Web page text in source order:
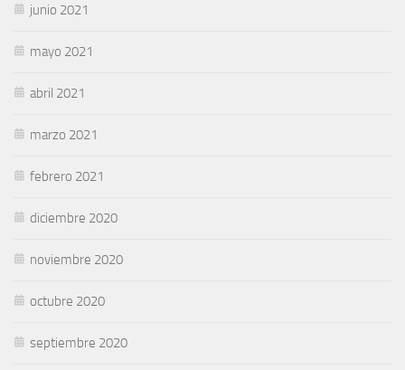
junio 2021
mayo 2021
abril 2021
marzo 2021
febrero 2021
diciembre 2020
noviembre 2020
octubre 2020
septiembre 2020